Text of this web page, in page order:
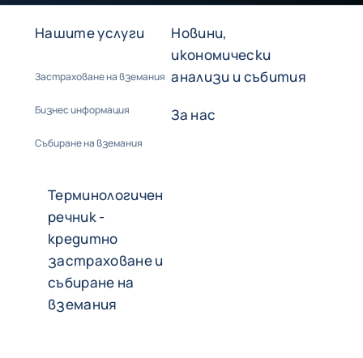
Нашите услуги
Застраховане на вземания
Бизнес информация
Събиране на вземания
Новини,
икономически
анализи и събития
За нас
Терминологичен
речник -
кредитно
застраховане и
събиране на
вземания